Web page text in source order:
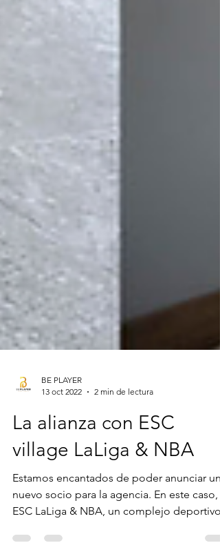
13 oct 2022
2 min de lectura
La alianza con ESC
village LaLiga & NBA
Estamos encantados de poder anunciar un
nuevo socio para la agencia. En este caso,
ESC LaLiga & NBA, un complejo deportivo